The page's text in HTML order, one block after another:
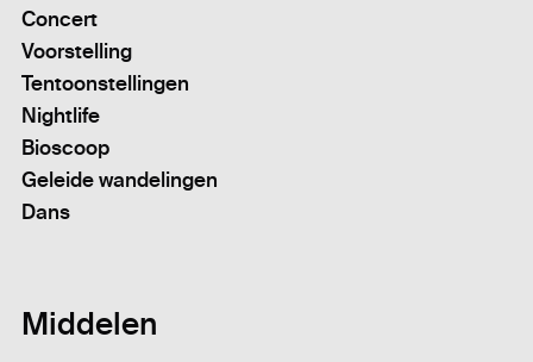
Concert
Voorstelling
Tentoonstellingen
Nightlife
Bioscoop
Geleide wandelingen
Dans
Middelen